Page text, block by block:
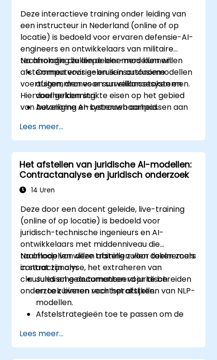
Deze interactieve training onder leiding van
een instructeur in Nederland (online of op
locatie) is bedoeld voor ervaren defensie-AI-
engineers en ontwikkelaars van militaire
technologie die diepe leer-modellen willen
afstemmen voor gebruik in autonome
voertuigen, drones en surveillancesystemen.
Hiervoor gelden strikte eisen op het gebied
van beveiliging en betrouwbaarheid.
Na afronding zullen deelnemers kunnen:
Computervisie- en sensorsfusiemodellen
afstemmen voor surveillancetaken en
doelherkenning.
Autonome AI-systemen aanpassen aan
missiedoelstellingen.
Robuuste validatiemechanismen en
veiligheidssystemen implementeren in
modelpipeline’s.
Ervoor zorgen dat de modellen voldoen
aan defensiespecifieke regelgeving,
Lees meer...
Het afstellen van juridische AI-modellen:
Contractanalyse en juridisch onderzoek
14 Uren
Deze door een docent geleide, live-training
(online of op locatie) is bedoeld voor
juridisch-technische ingenieurs en AI-
ontwikkelaars met middenniveau die
taalmodellen willen afstellen voor taken zoals
contractanalyse, het extraheren van
clausules en geautomatiseerd juridisch
onderzoek binnen rechtspraktijken.
Na afloop van deze training zullen deelnemers
in staat zijn om:
Juridische documenten voor te bereiden
en te zuiveren voor het afstellen van NLP-
modellen.
Afstelstrategieën toe te passen om de
juridische taken te verbeteren.
Modellen in te zetten ter ondersteuning
Lees meer...